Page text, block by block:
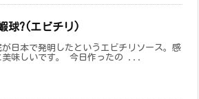
球?(エビチリ)
が日本で発明したというエビチリソース。感
美味しいです。 今日作ったの ...